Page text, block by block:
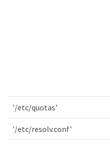
'/etc/quotas'
'/etc/resolv.conf'